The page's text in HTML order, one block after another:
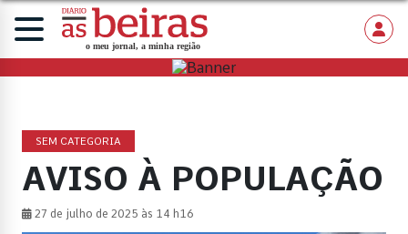
SEM CATEGORIA
AVISO À POPULAÇÃO
27 de julho de 2025 às 14 h16